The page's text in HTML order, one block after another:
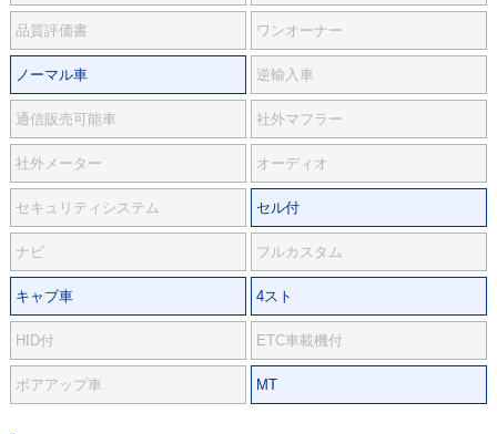
品質評価書 ワンオーナー
ノーマル車 逆輸入車
通信販売可能車 社外マフラー
社外メーター オーディオ
セキュリティシステム セル付
ナビ フルカスタム
キャブ車 4スト
HID付 ETC車載機付
ボアアップ車 MT